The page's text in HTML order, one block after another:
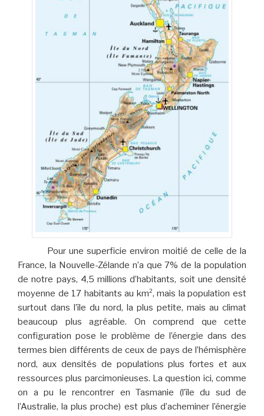
Pour une superficie environ moitié de celle de la
France, la Nouvelle-Zélande n’a que 7% de la population
de notre pays, 4,5 millions d’habitants, soit une densité
moyenne de 17 habitants au km², mais la population est
surtout dans l’île du nord, la plus petite, mais au climat
beaucoup plus agréable. On comprend que cette
configuration pose le problème de l’énergie dans des
termes bien différents de ceux de pays de l’hémisphère
nord, aux densités de populations plus fortes et aux
ressources plus parcimonieuses. La question ici, comme
on a pu le rencontrer en Tasmanie (l’île du sud de
l’Australie, la plus proche) est plus d’acheminer l’énergie